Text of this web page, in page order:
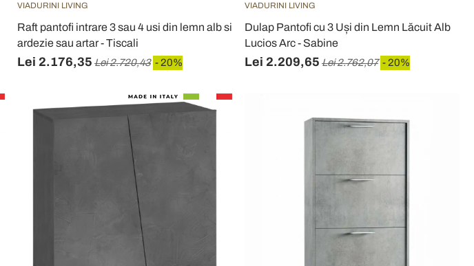
VIADURINI LIVING
Raft pantofi intrare 3 sau 4 usi din lemn alb si
ardezie sau artar - Tiscali
Lei 2.176,35 Lei 2.720,43 - 20%
VIADURINI LIVING
Dulap Pantofi cu 3 Uși din Lemn Lăcuit Alb
Lucios Arc - Sabine
Lei 2.209,65 Lei 2.762,07 - 20%